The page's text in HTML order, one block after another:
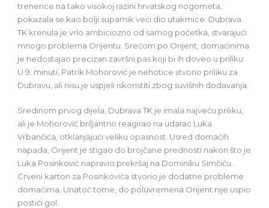
trenerice na tako visokoj razini hrvatskog nogometa,
pokazala se kao bolji suparnik veći dio utakmice. Dubrava
TK krenula je vrlo ambiciozno od samog početka, stvarajući
mnogo problema Orijentu. Srećom po Orijent, domaćinima
je nedostajao precizan završni pas koji bi ih doveo u priliku.
U 9. minuti, Patrik Mohorović je nehotice stvorio priliku za
Dubravu, ali nisu je uspjeli iskoristiti zbog suvišnih dodavanja.
Sredinom prvog dijela, Dubrava TK je imala najveću priliku,
ali je Mohorović briljantno reagirao na udarac Luka
Vrbančića, otklanjajući veliku opasnost. Usred domaćih
napada, Orijent je stigao do brojčane prednosti nakon što je
Luka Posinković napravio prekršaj na Dominiku Simčiću.
Crveni karton za Posinkovića stvorio je dodatne probleme
domaćima. Unatoč tome, do poluvremena Orijent nije uspio
postići gol.